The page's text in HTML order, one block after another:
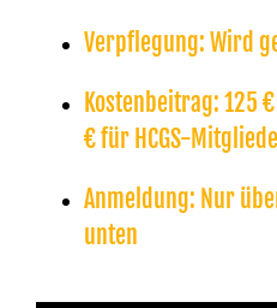
Verpflegung: Wird
Kostenbeitrag: 125
€ für HCGS-
Anmeldung: Nur
unten